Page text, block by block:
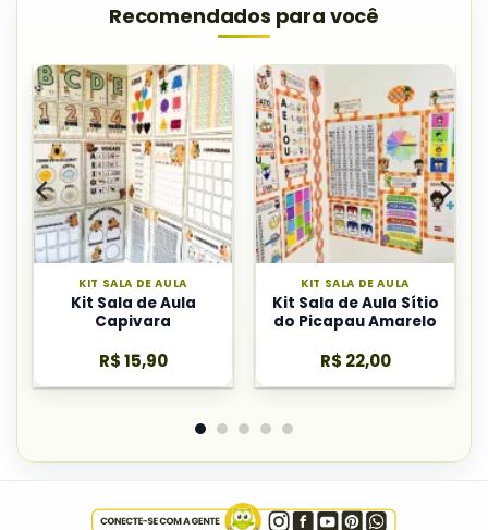
Recomendados para você
KIT SALA DE AULA
Kit Sala de Aula
Capivara
R$15,90
KIT SALA DE AULA
Kit Sala de Aula Sítio
do Picapau Amarelo
R$ 22,00